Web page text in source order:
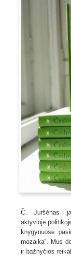
Č. Juršėnas
aktyvioje
knygynuose
mozaika“. Mus
ir bažnyčios